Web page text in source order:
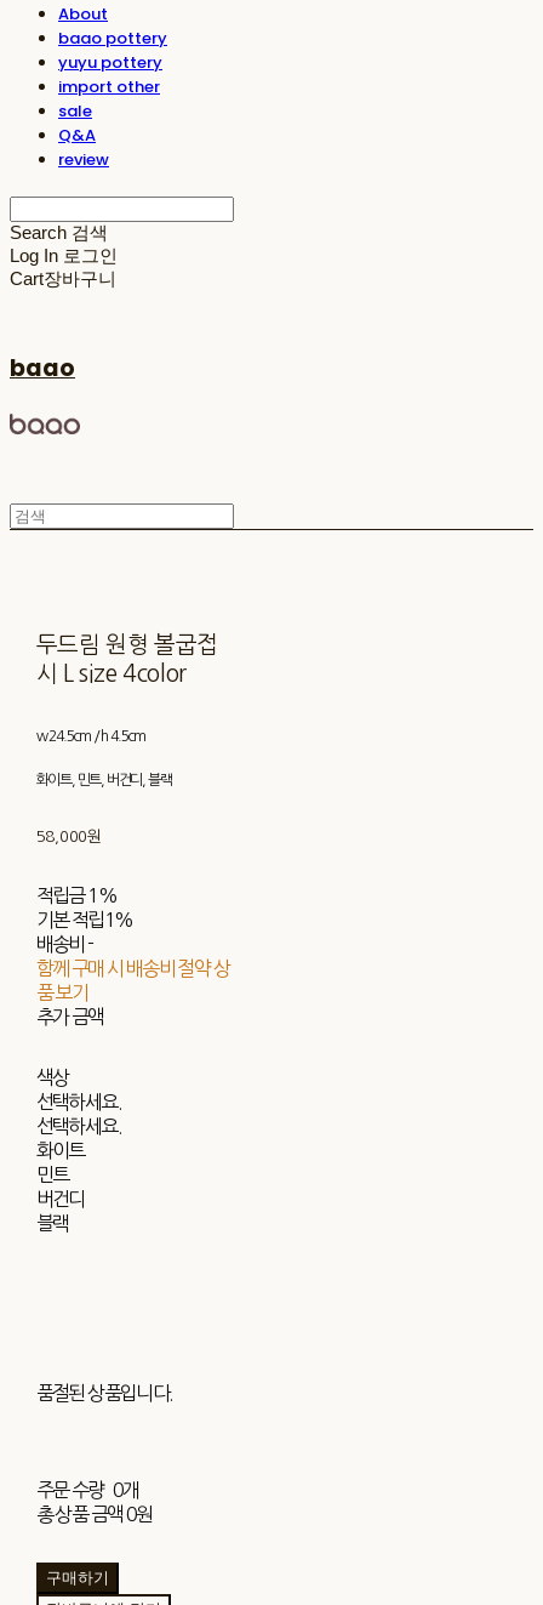
About
baao pottery
yuyu pottery
import other
sale
Q&A
review
Search 검색
Log In 로그인
Cart장바구니
baao
두드림 원형 볼굽접
시 L size 4color
w 24.5cm / h 4.5cm
화이트, 민트, 버건디, 블랙
58,000원
적립금 1%
기본 적립1%
배송비-
함께 구매 시 배송비 절약 상
품 보기
추가 금액
색상
선택하세요.
선택하세요.
화이트
민트
버건디
블랙
품절된 상품입니다.
주문 수량 0개
총 상품 금액0원
구매하기